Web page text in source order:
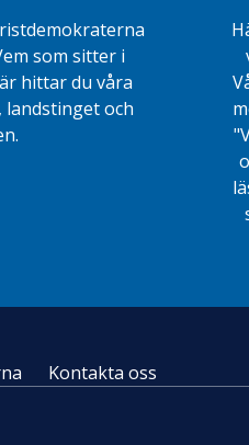
som sitter i
hittar du våra
och
Kontakta oss